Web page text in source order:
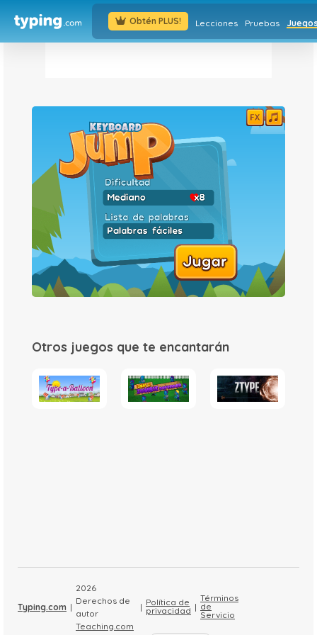
Obtén PLUS! Lecciones Pruebas
Keyboard
Jump
Otros juegos que te encantarán
Typing.com |
2026
Derechos de
autor
Teaching.com
| Política de
privacidad |
Términos
de
Servicio